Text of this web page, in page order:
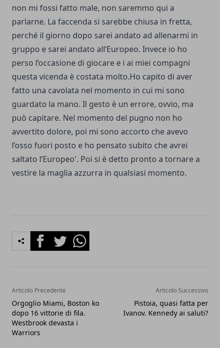
non mi fossi fatto male, non saremmo qui a
parlarne. La faccenda si sarebbe chiusa in fretta,
perché il giorno dopo sarei andato ad allenarmi in
gruppo e sarei andato all’Europeo. Invece io ho
perso l’occasione di giocare e i ai miei compagni
questa vicenda è costata molto.Ho capito di aver
fatto una cavolata nel momento in cui mi sono
guardato la mano. Il gesto è un errore, ovvio, ma
può capitare. Nel momento del pugno non ho
avvertito dolore, poi mi sono accorto che avevo
l’osso fuori posto e ho pensato subito che avrei
saltato l’Europeo'. Poi si è detto pronto a tornare a
vestire la maglia azzurra in qualsiasi momento.
FacebookTwitterWhatsapp
Articolo Precedente
Orgoglio Miami, Boston ko
dopo 16 vittorie di fila.
Westbrook devasta i
Warriors
Articolo Successivo
Pistoia, quasi fatta per
Ivanov. Kennedy ai saluti?